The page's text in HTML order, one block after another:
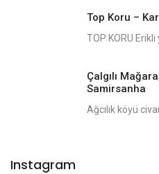
Top Koru –
TOP KORU Erikli
Çalgılı
Samirsanha
Ağcılık köyü
Instagram